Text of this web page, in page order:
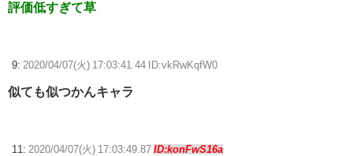
評価低すぎて草
9: 2020/04/07(火) 17:03:41.44 ID:vkRwKqfW0
似ても似つかんキャラ
11: 2020/04/07(火) 17:03:49.87 ID:konFwS16a